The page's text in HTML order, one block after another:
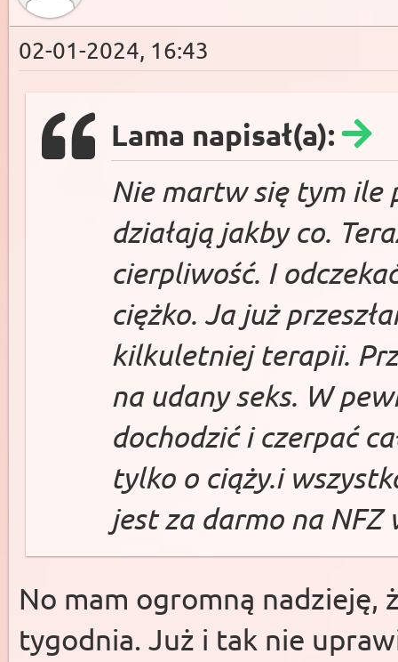
02-01-2024, 16:43
Lama napisał(a):
Nie martw się tym ile
działają jakby co.
cierpliwość. I
ciężko. Ja już
kilkuletniej terapii.
na udany seks. W
dochodzić i czerpać
tylko o ciąży.i
jest za darmo na
No mam ogromną nadzieję,
tygodnia. Już i tak nie